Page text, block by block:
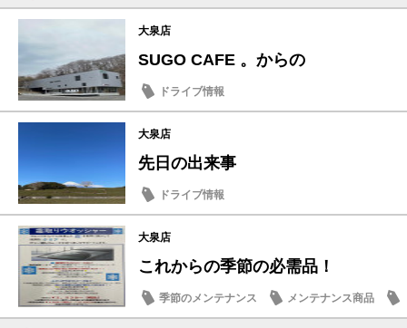
大泉店
SUGO CAFE 。からの
ドライブ情報
大泉店
先日の出来事
ドライブ情報
大泉店
これからの季節の必需品！
季節のメンテナンス メンテナンス商品